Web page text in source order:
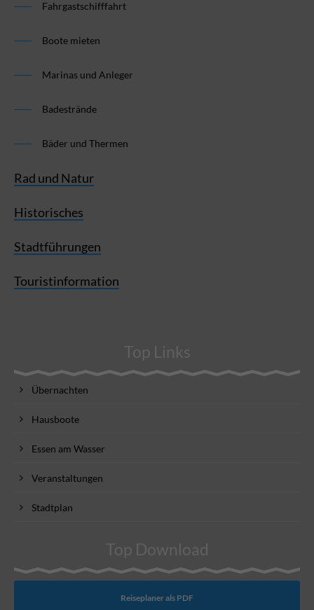
Fahrgastschifffahrt
Boote mieten
Marinas und Anleger
Badestrände
Bäder und Thermen
Rad und Natur
Historisches
Stadtführungen
Touristinformation
Top Links
Übernachten
Hausboote
Essen am Wasser
Veranstaltungen
Stadtplan
Top Download
Reiseplaner als PDF